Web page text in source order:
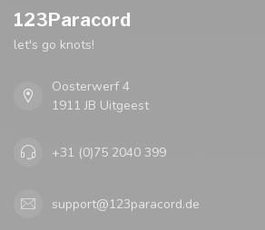
123Paracord
let's go knots!
Oosterwerf 4
1911 JB Uitgeest
+31 (0)75 2040 399
support@123paracord.de